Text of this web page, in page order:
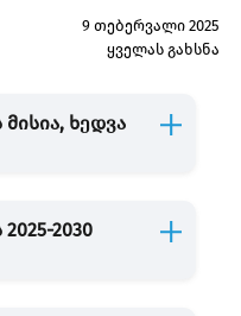
9 თებერვალი 2025
ყველას გახსნა
ხედვა
2030